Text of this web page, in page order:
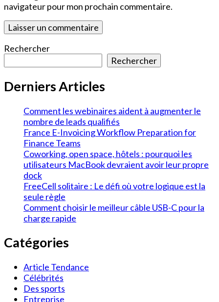
navigateur pour mon prochain commentaire.
Rechercher
Rechercher
Derniers Articles
Comment les webinaires aident à augmenter le
nombre de leads qualifiés
France E-Invoicing Workflow Preparation for
Finance Teams
Coworking, open space, hôtels : pourquoi les
utilisateurs MacBook devraient avoir leur propre
dock
FreeCell solitaire : Le défi où votre logique est la
seule règle
Comment choisir le meilleur câble USB-C pour la
charge rapide
Catégories
Article Tendance
Célébrités
Des sports
Entreprise